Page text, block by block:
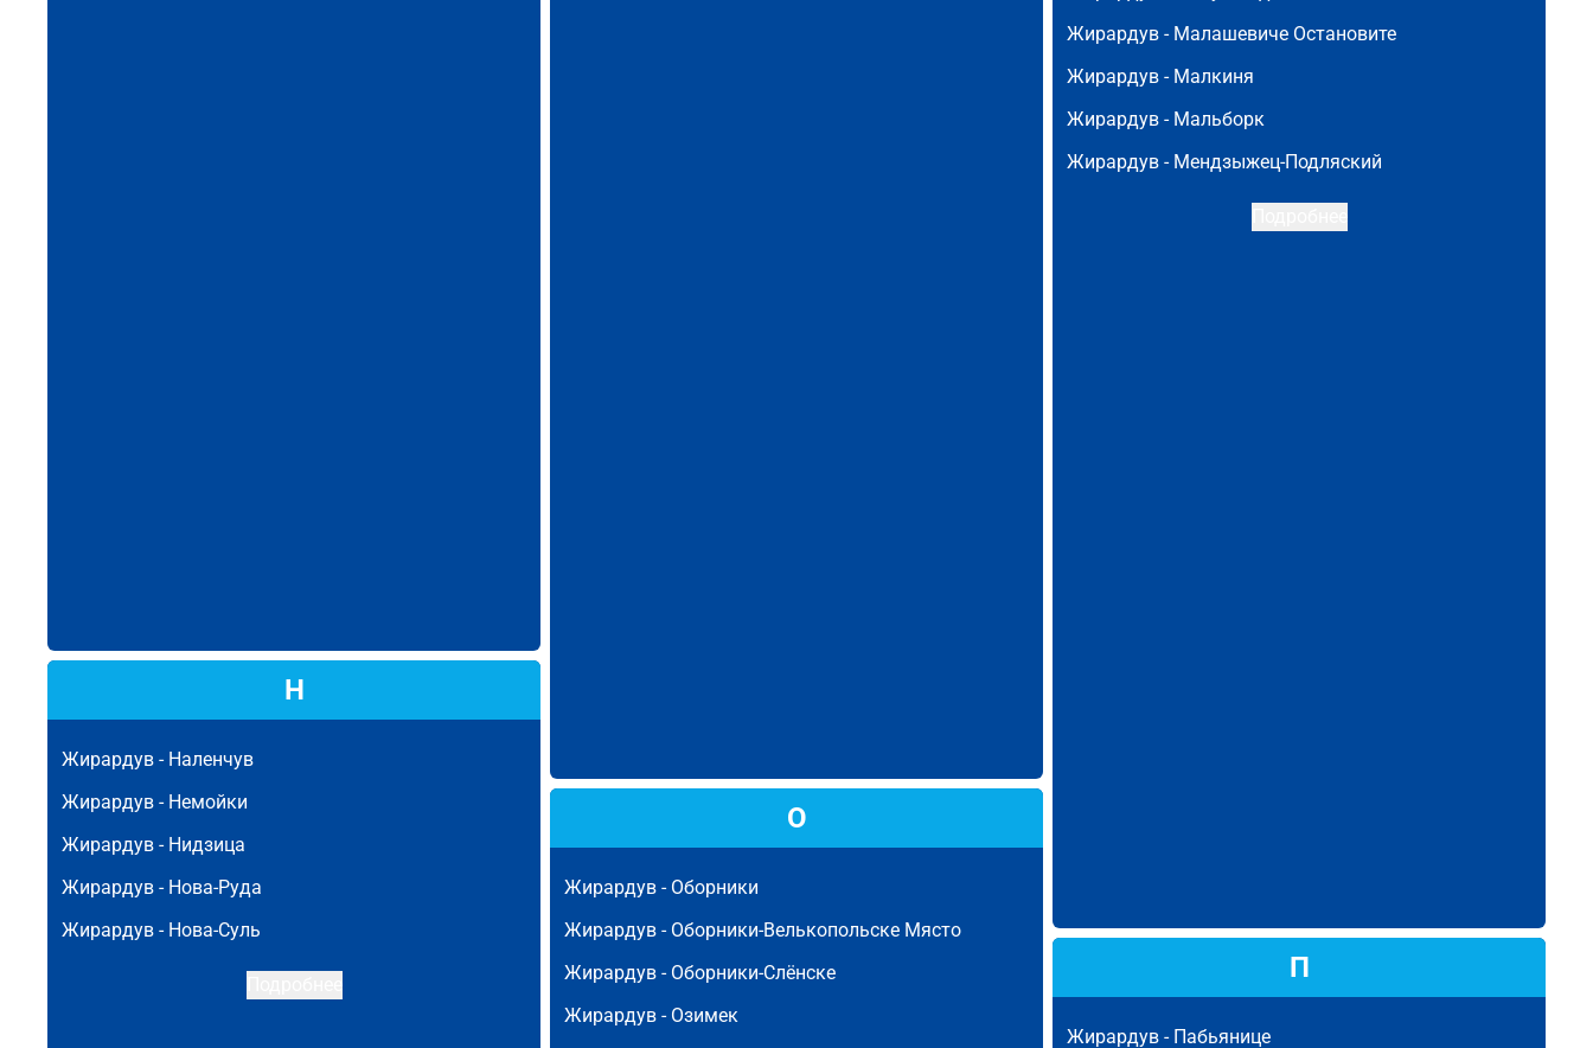
Жирардув - Малашевиче Остановите
Жирардув - Малкиня
Жирардув - Мальборк
Жирардув - Мендзыжец-Подляский
Н
Жирардув - Наленчув
Жирардув - Немойки
Жирардув - Нидзица
Жирардув - Нова-Руда
Жирардув - Нова-Суль
О
Жирардув - Оборники
Жирардув - Оборники-Велькопольске Място
Жирардув - Оборники-Слёнске
Жирардув - Озимек
П
Жирардув - Пабьянице